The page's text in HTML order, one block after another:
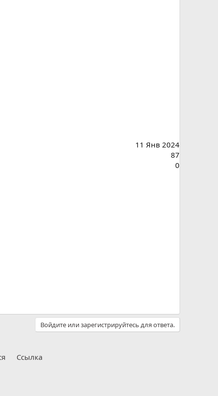
11 Янв 2024
87
0
Войдите или зарегистрируйтесь для ответа.
Ссылка